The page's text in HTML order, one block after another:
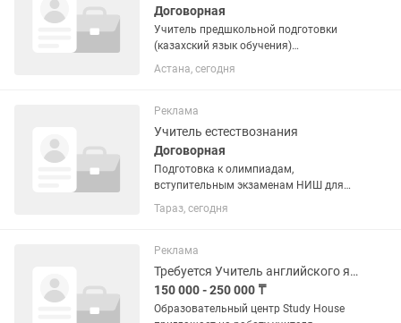
Договорная
Учитель предшкольной подготовки
(казахский язык обучения)
Образовательный центр StartUp
приглашает в свою команду учителя
Обязанности: Проведение занятий в
группе...
Астана, сегодня
Реклама
Учитель естествознания
Договорная
Подготовка к олимпиадам,
вступительным экзаменам НИШ для
русских и казахских групп. Должен
знать русский и казахский языки.
Тараз, сегодня
Реклама
Требуется Учитель английского языка
150 000 - 250 000 ₸
Образовательный центр Study House